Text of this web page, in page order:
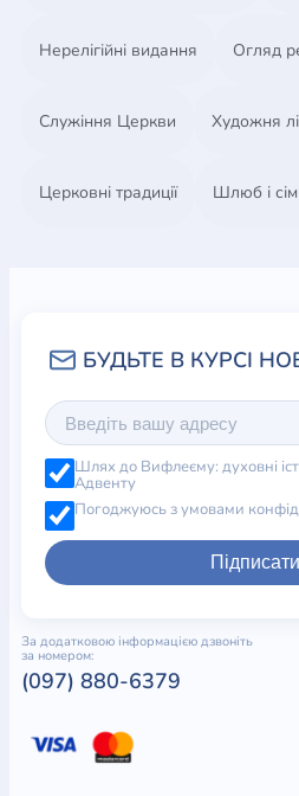
Нерелігійні видання Огляд
Служіння Церкви Художня
Церковні традиції Шлюб і
Шлях до Вифлеєму: духовні
Адвенту
Погоджуюсь з умовами
За додатковою інформацією дзвоніть
за номером:
(097) 880-6379